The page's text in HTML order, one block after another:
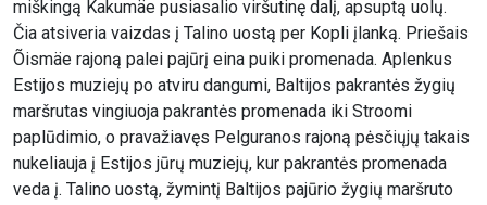
miškingą Kakumäe pusiasalio viršutinę dalį, apsuptą uolų.
Čia atsiveria vaizdas į Talino uostą per Kopli įlanką. Priešais
Õismäe rajoną palei pajūrį eina puiki promenada. Aplenkus
Estijos muziejų po atviru dangumi, Baltijos pakrantės žygių
maršrutas vingiuoja pakrantės promenada iki Stroomi
paplūdimio, o pravažiavęs Pelguranos rajoną pėsčiųjų takais
nukeliauja į Estijos jūrų muziejų, kur pakrantės promenada
veda į. Talino uostą, žymintį Baltijos pajūrio žygių maršruto